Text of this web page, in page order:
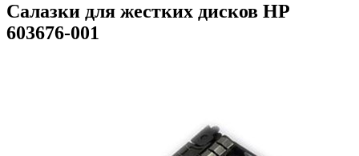
Салазки для жестких дисков HP
603676-001